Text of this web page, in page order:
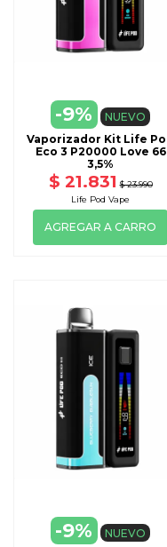
-9%
NUEVO
Vaporizador Kit Life
Eco 3 P20000 Love 66
3,5%
$ 21.831 $ 23.990
Life Pod Vape
AGREGAR A CARRO
-9%
NUEVO